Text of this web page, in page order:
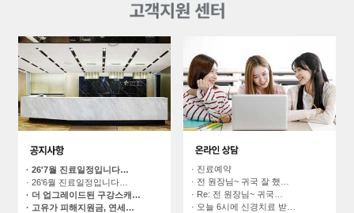
· 26'7월 진료일정입니다…
· 26'6월 진료일정입니다…
· 더 업그레이드된 구강스캐…
· 고유가 피해지원금, 연세…
· 진료예약
· 전 원장님~ 귀국 잘 했…
· Re: 전 원장님~ 귀국…
· 오늘 6시에 신경치료 받…